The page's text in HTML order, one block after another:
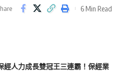
6 Min Read
經人力成長雙冠王三連霸！保經業